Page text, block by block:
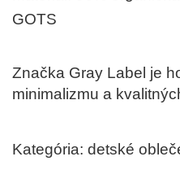
GOTS
Značka Gray Label je
minimalizmu a
Kategória: detské